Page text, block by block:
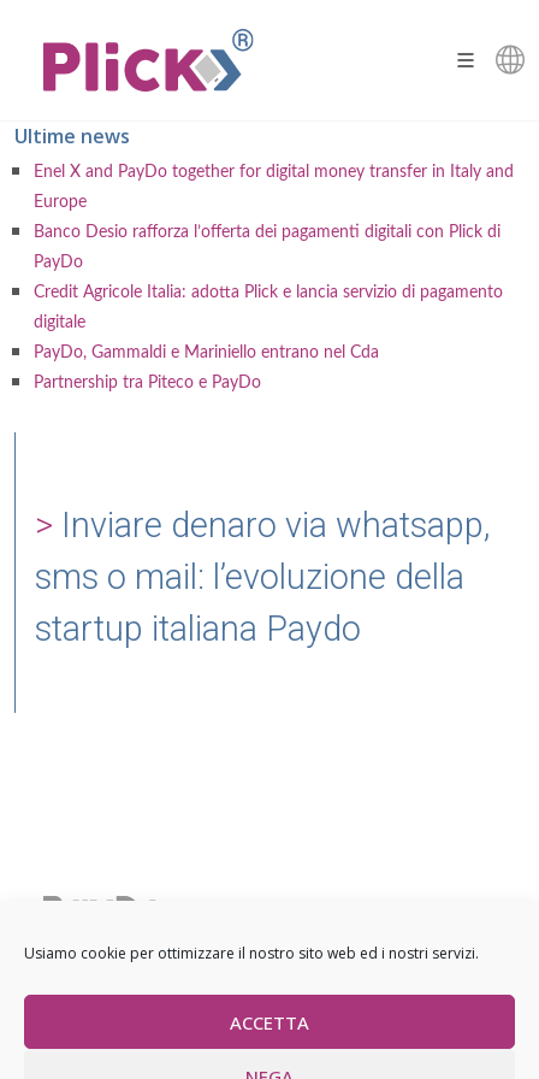
Usiamo cookie per ottimizzare il nostro sito web ed i nostri servizi.
ACCETTA
Ultime news
Enel X and PayDo together for digital money transfer in Italy and
Europe
Banco Desio rafforza l’offerta dei pagamenti digitali con Plick di
PayDo
Credit Agricole Italia: adotta Plick e lancia servizio di pagamento
digitale
PayDo, Gammaldi e Mariniello entrano nel Cda
Partnership tra Piteco e PayDo
Inviare denaro via whatsapp,
sms o mail: l’evoluzione della
startup italiana Paydo
Sede legale: Viale Regina Margherita 30, 20122 Milano
Sede operativa: Via Salvio Giuliano 9, 20146 Milano